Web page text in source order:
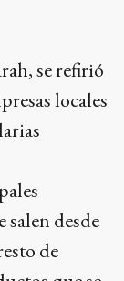
se refirió
locales
salen desde
de